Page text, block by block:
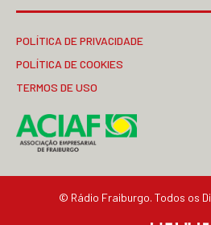
POLÍTICA DE PRIVACIDADE
POLÍTICA DE COOKIES
TERMOS DE USO
© Rádio Fraiburgo. Todos os